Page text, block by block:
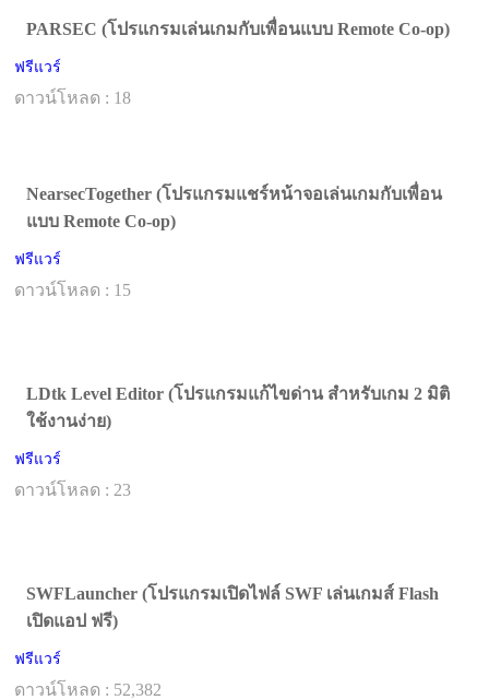
PARSEC (โปรแกรมเล่นเกมกับเพื่อนแบบ Remote Co-op)
ฟรีแวร์
ดาวน์โหลด : 18
NearsecTogether (โปรแกรมแชร์หน้าจอเล่นเกมกับเพื่อน
แบบ Remote Co-op)
ฟรีแวร์
ดาวน์โหลด : 15
LDtk Level Editor (โปรแกรมแก้ไขด่าน สำหรับเกม 2 มิติ
ใช้งานง่าย)
ฟรีแวร์
ดาวน์โหลด : 23
SWFLauncher (โปรแกรมเปิดไฟล์ SWF เล่นเกมส์ Flash
เปิดแอป ฟรี)
ฟรีแวร์
ดาวน์โหลด : 52,382